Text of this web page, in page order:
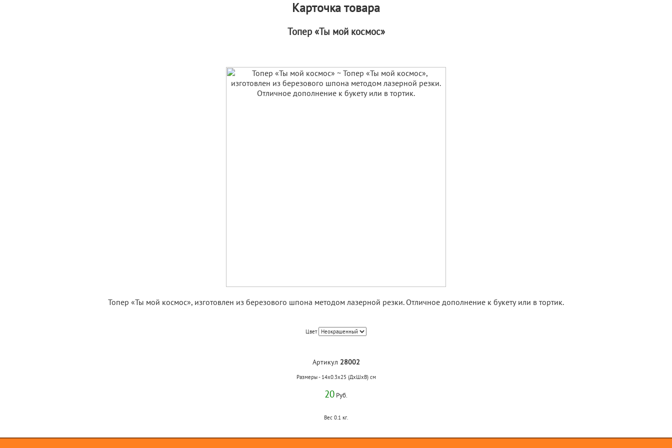
Карточка товара
Топер «Ты мой космос»
Топер «Ты мой космос», изготовлен из березового шпона методом лазерной резки. Отличное дополнение к букету или в тортик.
Цвет
Артикул 28002
Размеры - 14x0.3x25 (ДхШхВ) см
20 Руб.
Вес 0.1 кг.